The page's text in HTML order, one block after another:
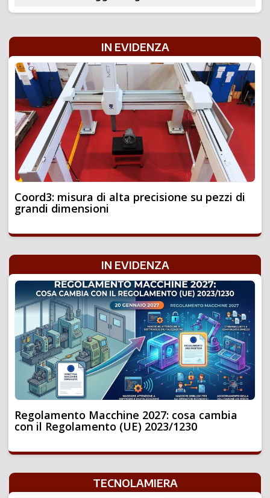
IN EVIDENZA
Coord3: misura di alta precisione su pezzi di
grandi dimensioni
IN EVIDENZA
Regolamento Macchine 2027: cosa cambia
con il Regolamento (UE) 2023/1230
TECNOLAMIERA